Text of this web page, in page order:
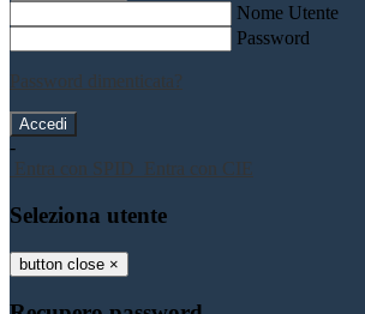
Nome Utente
Password
Password dimenticata?
-
Entra con SPID
Entra con CIE
Seleziona utente
button close ×